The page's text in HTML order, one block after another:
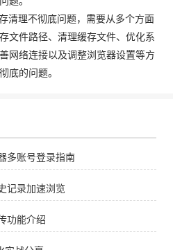
清理不彻底问题，需要从多个方面
文件路径、清理缓存文件、优化系
网络连接以及调整浏览器设置等方
底的问题。
多账号登录指南
记录加速浏览
功能介绍